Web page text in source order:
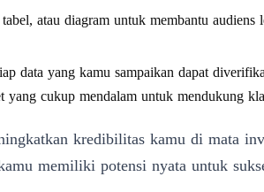
atau diagram untuk membantu audiens
data yang kamu sampaikan dapat
yang cukup mendalam untuk mendukung
kredibilitas kamu di mata
memiliki potensi nyata untuk